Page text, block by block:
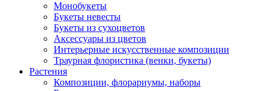
Монобукеты
Букеты невесты
Букеты из сухоцветов
Аксессуары из цветов
Интерьерные искусственные композиции
Траурная флористика (венки, букеты)
Растения
Композиции, флорариумы, наборы